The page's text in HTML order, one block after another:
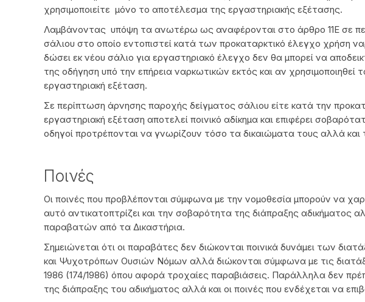
χρησιμοποιείτε μόνο το αποτέλεσμα της εργαστηριακής εξέτασης.
Λαμβάνοντας υπόψη τα ανωτέρω ως αναφέρονται στο άρθρο 11Ε σε
σάλιου στο οποίο εντοπιστεί κατά των προκαταρκτικό έλεγχο χρήση
δώσει εκ νέου σάλιο για εργαστηριακό έλεγχο δεν θα μπορεί να
της οδήγηση υπό την επήρεια ναρκωτικών εκτός και αν χρησιμοποιηθεί
εργαστηριακή εξέταση.
Σε περίπτωση άρνησης παροχής δείγματος σάλιου είτε κατά την
εργαστηριακή εξέταση αποτελεί ποινικό αδίκημα και επιφέρει
οδηγοί προτρέπονται να γνωρίζουν τόσο τα δικαιώματα τους αλλά και
Ποινές
Οι ποινές που προβλέπονται σύμφωνα με την νομοθεσία μπορούν να
αυτό αντικατοπτρίζει και την σοβαρότητα της διάπραξης αδικήματος
παραβατών από τα Δικαστήρια.
Σημειώνεται ότι οι παραβάτες δεν διώκονται ποινικά δυνάμει των
και Ψυχοτρόπων Ουσιών Νόμων αλλά διώκονται σύμφωνα με τις
1986 (174/1986) όπου αφορά τροχαίες παραβιάσεις. Παράλληλα δεν
της διάπραξης του αδικήματος αλλά και οι ποινές που ενδέχεται να